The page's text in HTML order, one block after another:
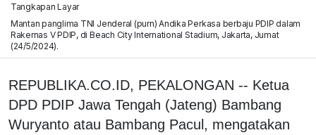
Tangkapan Layar
Mantan panglima TNI Jenderal (purn) Andika Perkasa berbaju PDIP dalam
Rakernas V PDIP, di Beach City International Stadium, Jakarta, Jumat
(24/5/2024).
REPUBLIKA.CO.ID, PEKALONGAN -- Ketua
DPD PDIP Jawa Tengah (Jateng) Bambang
Wuryanto atau Bambang Pacul, mengatakan